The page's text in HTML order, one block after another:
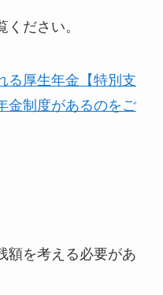
ださい。
る厚生年金【特別支
金制度があるのをご
額を考える必要があ